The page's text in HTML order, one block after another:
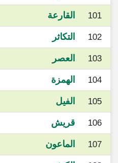
101 القارعة
102 التكاثر
103 العصر
104 الهمزة
105 الفيل
106 قريش
107 الماعون